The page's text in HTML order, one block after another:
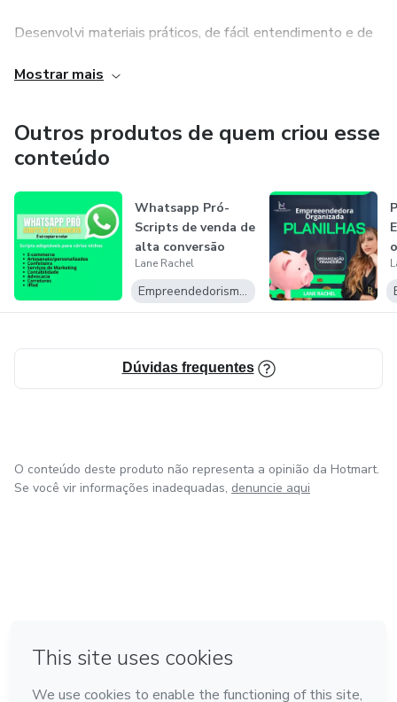
Desenvolvi materiais práticos, de fácil entendimento e de
atrapalha a dar aquele passo adiante que pode mudar a
Mostrar mais
Outros produtos de quem criou esse
conteúdo
Whatsapp Pró-
Scripts de venda de
alta conversão
Lane Rachel
Empreendedorismo Digital
Dúvidas frequentes
O conteúdo deste produto não representa a opinião da Hotmart.
Se você vir informações inadequadas, denuncie aqui
Feito com ❤ em Bogotá